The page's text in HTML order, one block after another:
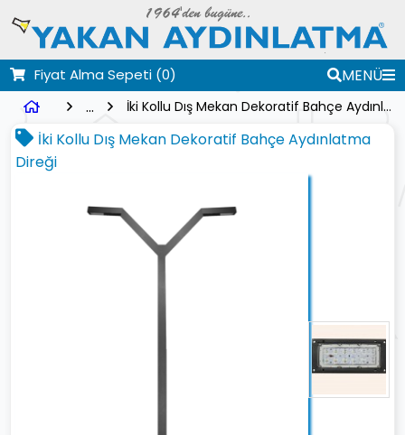
Fiyat Alma Sepeti (0)
MENÜ
...
İki Kollu Dış Mekan Dekoratif Bahçe Aydınlatma Direği
İki Kollu Dış Mekan Dekoratif Bahçe Aydınlatma
Direği